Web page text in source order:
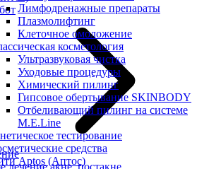
лечение акне, постакне
Лимфодренажные препараты
Плазмолифтинг
Клеточное омоложение
косметология
Ультразвуковая чистка
Уходовые процедуры
Химический пилинг
Гипсовое обертывание SKINBODY
Отбеливающий пилинг на системе
M.E.Line
тестирование
средства
Aptos (Аптос)